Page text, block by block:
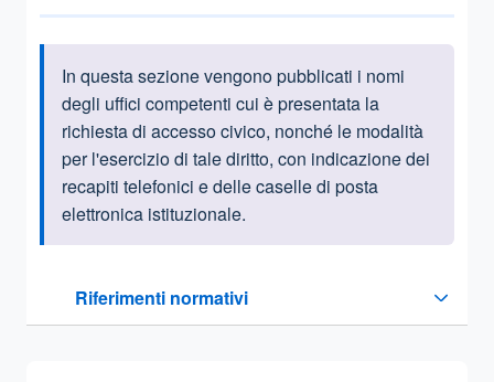
Informazioni introduttive
In questa sezione vengono pubblicati i nomi
degli uffici competenti cui è presentata la
richiesta di accesso civico, nonché le modalità
per l'esercizio di tale diritto, con indicazione dei
recapiti telefonici e delle caselle di posta
elettronica istituzionale.
Riferimenti normativi
Sezione compressa